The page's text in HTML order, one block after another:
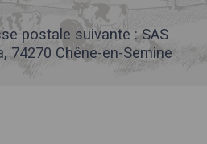
postale suivante : SAS
74270 Chêne-en-Semine